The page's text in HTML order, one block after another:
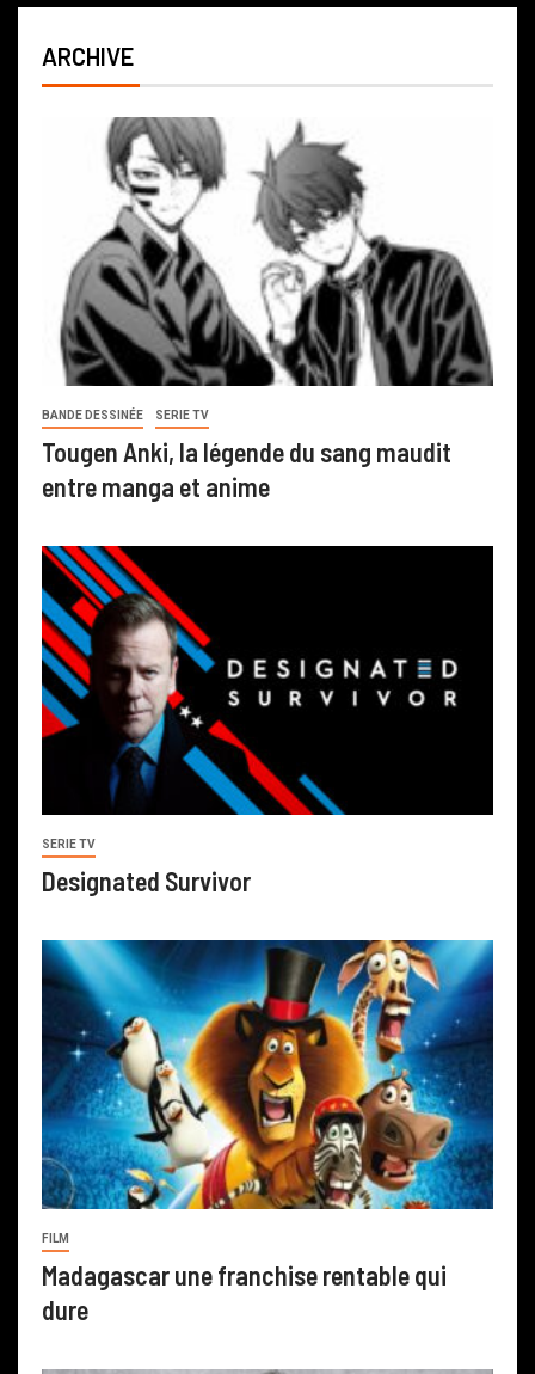
ARCHIVE
BANDE DESSINÉE SERIE TV
Tougen Anki, la légende du sang maudit
entre manga et anime
SERIE TV
Designated Survivor
FILM
Madagascar une franchise rentable qui
dure